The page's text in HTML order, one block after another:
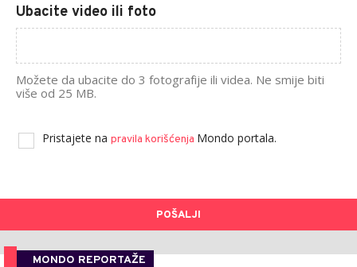
Ubacite video ili foto
Možete da ubacite do 3 fotografije ili videa. Ne smije biti
više od 25 MB.
Pristajete na pravila korišćenja Mondo portala.
POŠALJI
MONDO REPORTAŽE